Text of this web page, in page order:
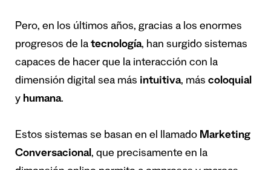
Pero, en los últimos años, gracias a los enormes
progresos de la tecnología, han surgido sistemas
capaces de hacer que la interacción con la
dimensión digital sea más intuitiva, más coloquial
y humana.
Estos sistemas se basan en el llamado Marketing
Conversacional, que precisamente en la